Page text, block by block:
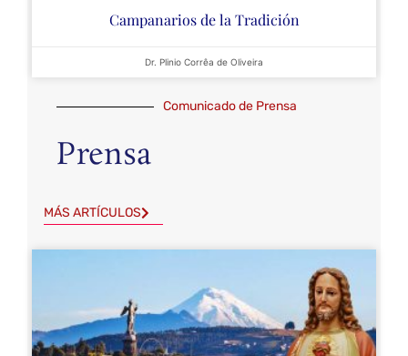
Campanarios de la Tradición
Dr. Plinio Corrêa de Oliveira
Comunicado de Prensa
Prensa
MÁS ARTÍCULOS